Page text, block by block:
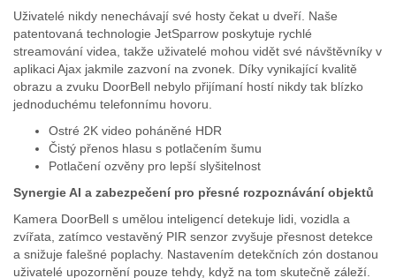
Uživatelé nikdy nenechávají své hosty čekat u dveří. Naše
patentovaná technologie JetSparrow poskytuje rychlé
streamování videa, takže uživatelé mohou vidět své návštěvníky v
aplikaci Ajax jakmile zazvoní na zvonek. Díky vynikající kvalitě
obrazu a zvuku DoorBell nebylo přijímaní hostí nikdy tak blízko
jednoduchému telefonnímu hovoru.
Ostré 2K video poháněné HDR
Čistý přenos hlasu s potlačením šumu
Potlačení ozvěny pro lepší slyšitelnost
Synergie AI a zabezpečení pro přesné rozpoznávání objektů
Kamera DoorBell s umělou inteligencí detekuje lidi, vozidla a
zvířata, zatímco vestavěný PIR senzor zvyšuje přesnost detekce
a snižuje falešné poplachy. Nastavením detekčních zón dostanou
uživatelé upozornění pouze tehdy, když na tom skutečně záleží.